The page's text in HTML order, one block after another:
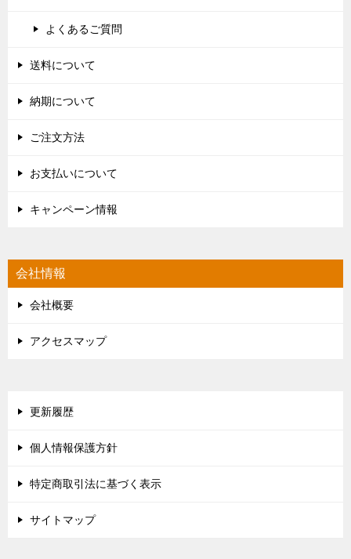
よくあるご質問
送料について
納期について
ご注文方法
お支払いについて
キャンペーン情報
会社情報
会社概要
アクセスマップ
更新履歴
個人情報保護方針
特定商取引法に基づく表示
サイトマップ